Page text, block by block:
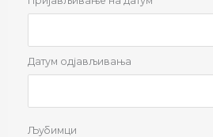
Датум одјављивања
Љубимци